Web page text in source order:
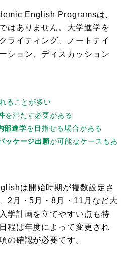
English Programsは、
はありません。大学進学を
ライティング、ノートテイ
ション、ディスカッション
ることが多い
を満たす必要がある
部進学を目指せる場合がある
ッケージ出願が可能なケースもあ
は開始時期が複数設定さ
2月・5月・8月・11月など大
学計画を立てやすい点も特
程は年度によって変更され
の確認が必要です。